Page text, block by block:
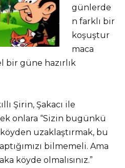
günlerde
n farklı bir
koşuştur
maca
bir güne hazırlık
Şirin, Şakacı ile
onlara “Sizin bugünkü
uzaklaştırmak, bu
bilmemeli. Ama
köyde olmalısınız.”